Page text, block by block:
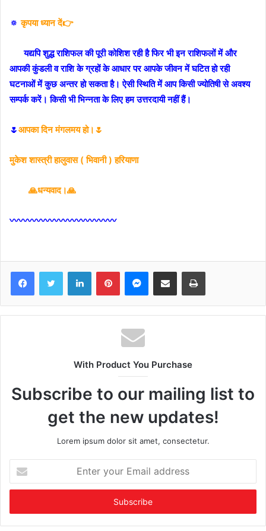
🔅कृपया ध्यान दें👉
यद्यपि शुद्ध राशिफल की पूरी कोशिश रही है फिर भी इन राशिफलों में और
आपकी कुंडली व राशि के ग्रहों के आधार पर आपके जीवन में घटित हो रही
घटनाओं में कुछ अन्तर हो सकता है। ऐसी स्थिति में आप किसी ज्योतिषी से अवश्य
सम्पर्क करें। किसी भी भिन्नता के लिए हम उत्तरदायी नहीं हैं।
🌷आपका दिन मंगलमय हो।🌷
मुकेश शास्त्री हालुवास ( भिवानी ) हरियाणा
🙏धन्यवाद।🙏
〰〰〰〰〰〰〰〰〰〰〰〰
FacebookTwitter LinkedInPinterestMessenger
Share via Email Print
With Product You Purchase
Subscribe to our mailing list to
get the new updates!
Lorem ipsum dolor sit amet, consectetur.
your
Email